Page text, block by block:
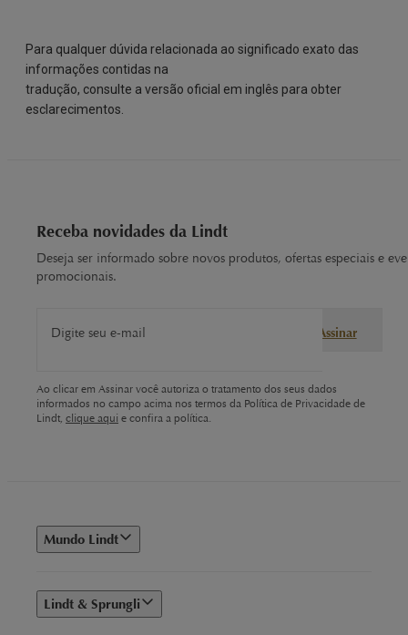
Para qualquer dúvida relacionada ao significado exato das
informações contidas na
tradução, consulte a versão oficial em inglês para obter
esclarecimentos.
Receba novidades da Lindt
Deseja ser informado sobre novos produtos, ofertas especiais e
promocionais.
Digite seu e-mail Assinar
Ao clicar em Assinar você autoriza o tratamento dos seus dados
informados no campo acima nos termos da Política de Privacidade de
Lindt, clique aqui e confira a política.
Mundo Lindt
Lindt & Sprungli